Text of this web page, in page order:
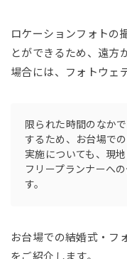
ロケーションフォトの
とができるため、遠方
場合には、フォトウェ
限られた時間のなか
するため、お台場で
実施についても、現
フリープランナーへ
す。
お台場での結婚式・フ
をご紹介します。